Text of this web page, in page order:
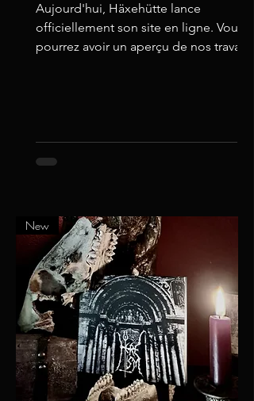
Aujourd'hui, Häxehütte lance
officiellement son site en ligne. Vous
pourrez avoir un aperçu de nos travaux
New